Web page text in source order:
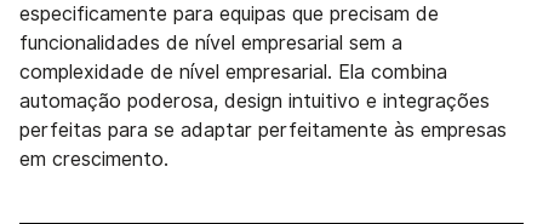
especificamente para equipas que precisam de
funcionalidades de nível empresarial sem a
complexidade de nível empresarial. Ela combina
automação poderosa, design intuitivo e integrações
perfeitas para se adaptar perfeitamente às empresas
em crescimento.